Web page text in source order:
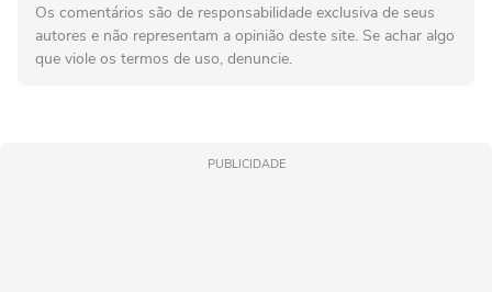
Os comentários são de responsabilidade exclusiva de seus
autores e não representam a opinião deste site. Se achar algo
que viole os termos de uso, denuncie.
PUBLICIDADE